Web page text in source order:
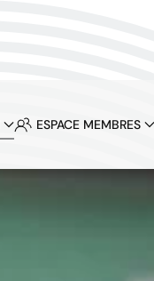
ESPACE MEMBRES